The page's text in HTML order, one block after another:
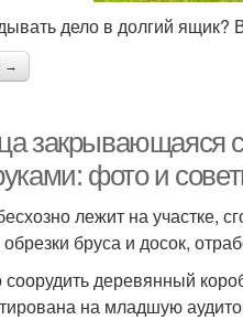
дело в долгий ящик?
→
закрывающаяся
фото и
лежит на участке,
обрезки бруса и досок,
деревянный
на младшую